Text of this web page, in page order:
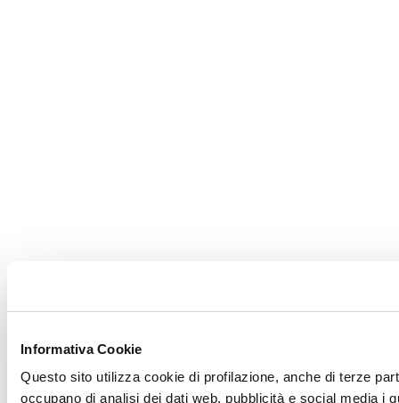
Informativa Cookie
Questo sito utilizza cookie di profilazione, anche di terze
occupano di analisi dei dati web, pubblicità e social media i